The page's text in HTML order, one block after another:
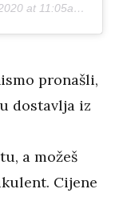
at 11:05am PDT
pronašli,
dostavlja iz
a možeš
Cijene